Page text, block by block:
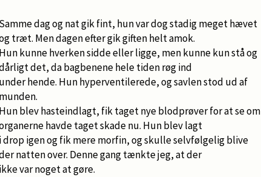
Samme dag og nat gik fint, hun var dog stadig meget hævet
træt. Men dagen efter gik giften helt amok.
Hun kunne hverken sidde eller ligge, men kunne kun stå og
det, da bagbenene hele tiden røg ind
under hende. Hun hyperventilerede, og savlen stod ud af
munden.
Hun blev hasteindlagt, fik taget nye blodprøver for at se om
havde taget skade nu. Hun blev lagt
i drop igen og fik mere morfin, og skulle selvfølgelig blive
natten over. Denne gang tænkte jeg, at der
ikke var noget at gøre.